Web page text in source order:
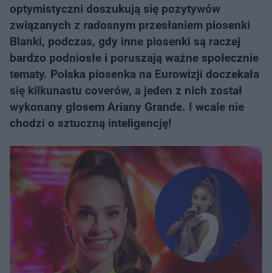
optymistyczni doszukują się pozytywów
związanych z radosnym przesłaniem piosenki
Blanki, podczas, gdy inne piosenki są raczej
bardzo podniosłe i poruszają ważne społecznie
tematy. Polska piosenka na Eurowizji doczekała
się kilkunastu coverów, a jeden z nich został
wykonany głosem Ariany Grande. I wcale nie
chodzi o sztuczną inteligencję!